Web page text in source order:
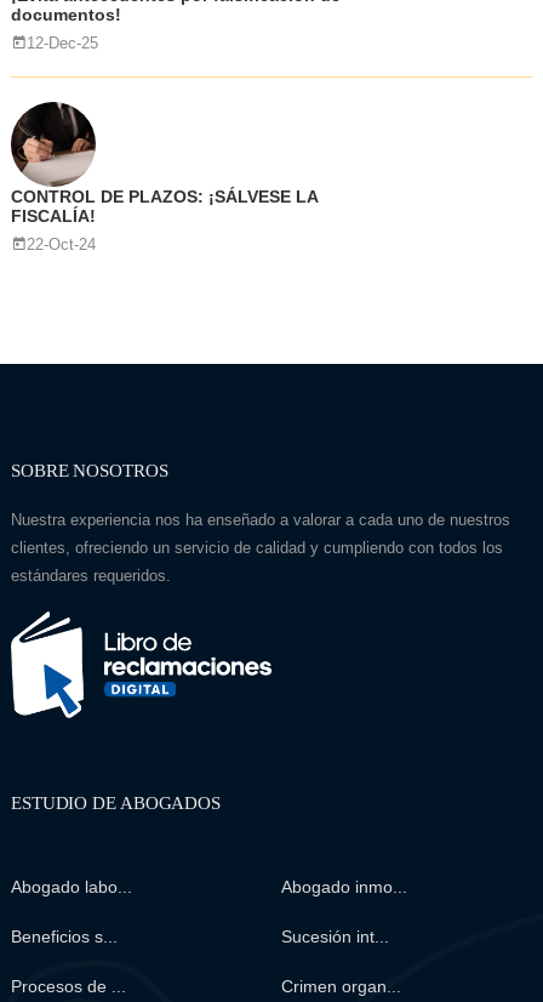
documentos!
12-Dec-25
CONTROL DE PLAZOS: ¡SÁLVESE LA
FISCALÍA!
22-Oct-24
SOBRE NOSOTROS
Nuestra experiencia nos ha enseñado a valorar a cada uno de nuestros
clientes, ofreciendo un servicio de calidad y cumpliendo con todos los
estándares requeridos.
ESTUDIO DE ABOGADOS
Abogado labo... Abogado inmo...
Beneficios s... Sucesión int...
Procesos de ... Crimen organ...